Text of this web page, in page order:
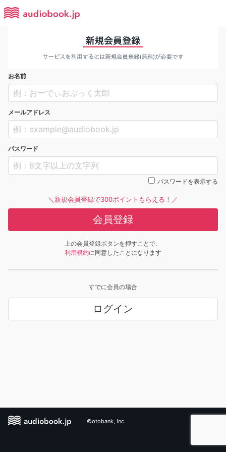
お名前
メールアドレス
パスワード
パスワードを表示する
＼新規会員登録で300ポイントもらえる！／
会員登録
上の会員登録ボタンを押すことで、
利用規約に同意したことになります
すでに会員の場合
ログイン
©otobank, Inc.